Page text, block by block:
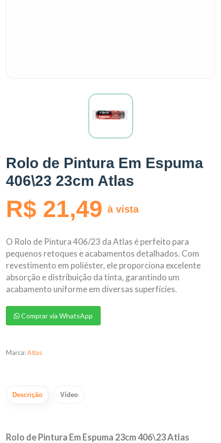
Rolo de Pintura Em Espuma
406\23 23cm Atlas
R$ 21,49 à vista
O Rolo de Pintura 406/23 da Atlas é perfeito para
pequenos retoques e acabamentos detalhados. Com
revestimento em poliéster, ele proporciona excelente
absorção e distribuição da tinta, garantindo um
acabamento uniforme em diversas superfícies.
Comprar via WhatsApp
Marca:Atlas
Descrição Vídeo
Rolo de Pintura Em Espuma 23cm 406\23 Atlas